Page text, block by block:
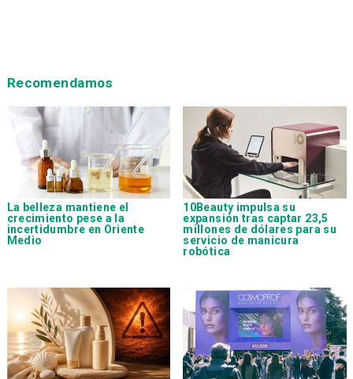
Recomendamos
La belleza mantiene el
crecimiento pese a la
incertidumbre en Oriente
Medio
10Beauty impulsa su
expansión tras captar 23,5
millones de dólares para su
servicio de manicura
robótica